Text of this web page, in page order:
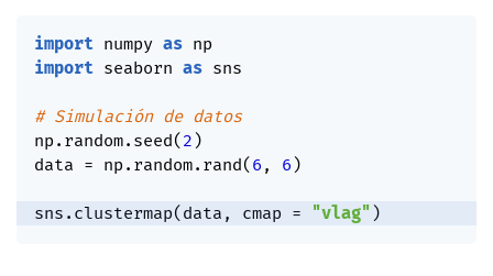
import numpy as
import seaborn as sns
# Simulación de datos
np . random. seed( 2 )
data = np . random. rand( 6 , 6 )
sns . clustermap( data , cmap = "vlag" )